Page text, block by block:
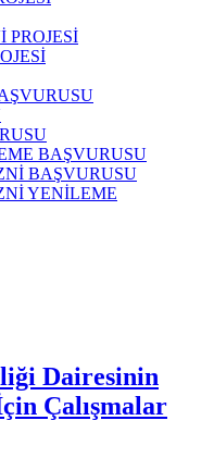
PROJESİ
BAŞVURUSU
BAŞVURUSU
YENİLEME
Dairesinin
Çalışmalar